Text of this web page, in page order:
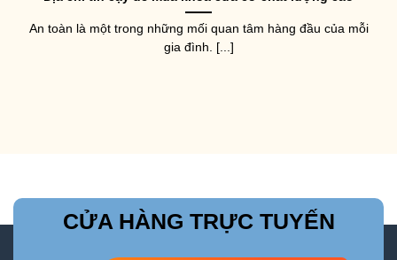
An toàn là một trong những mối quan tâm hàng đầu của mỗi
gia đình. [...]
CỬA HÀNG TRỰC TUYẾN